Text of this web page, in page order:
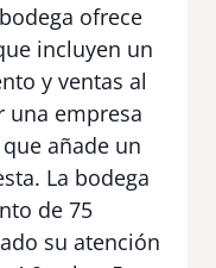
ofrece
incluyen un
y ventas al
una empresa
añade un
La bodega
de 75
su atención